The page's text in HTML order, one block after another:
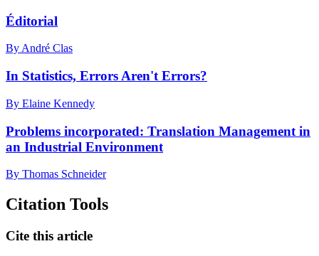
Éditorial
By André Clas
In Statistics, Errors Aren't Errors?
By Elaine Kennedy
Problems incorporated: Translation Management in
an Industrial Environment
By Thomas Schneider
Citation Tools
Cite this article